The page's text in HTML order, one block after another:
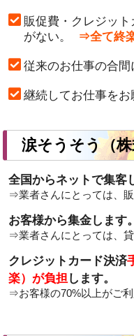
販促費・クレジッ
がない。
⇒全て終
従来のお仕事の合間
継続してお仕事をお
涙そうそう（
全国からネットで集客
⇒業者さんにとっては、
お客様から集金します。
⇒業者さんにとっては、
クレジットカード決済
楽）が負担 します。
⇒お客様の70%以上がご利